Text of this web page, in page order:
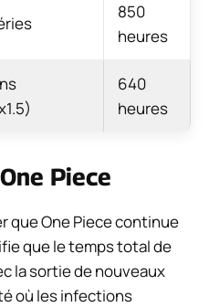
850
heures
640
heures
Piece
que One Piece continue
que le temps total de
la sortie de nouveaux
où les infections